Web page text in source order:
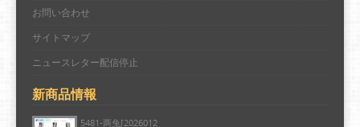
お問い合わせ
サイトマップ
ニュースレター配信停止
新商品情報
5481-两兔[2026012